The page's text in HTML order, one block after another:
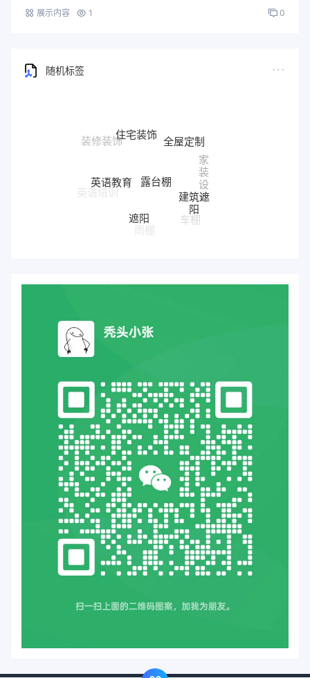
展示内容 1 0
随机标签
装修装饰
住宅装饰
全屋定制
家
装
设
计
英语培训
英语教育
建筑遮
阳
车棚
雨棚
遮阳